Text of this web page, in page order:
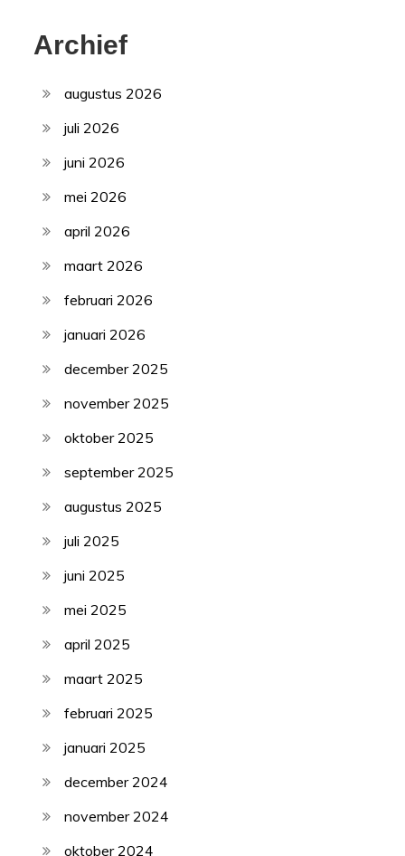
Archief
augustus 2026
juli 2026
juni 2026
mei 2026
april 2026
maart 2026
februari 2026
januari 2026
december 2025
november 2025
oktober 2025
september 2025
augustus 2025
juli 2025
juni 2025
mei 2025
april 2025
maart 2025
februari 2025
januari 2025
december 2024
november 2024
oktober 2024